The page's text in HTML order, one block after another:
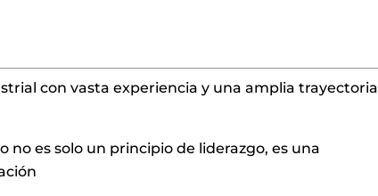
con vasta experiencia y una amplia trayectoria
no es solo un principio de liderazgo, es una